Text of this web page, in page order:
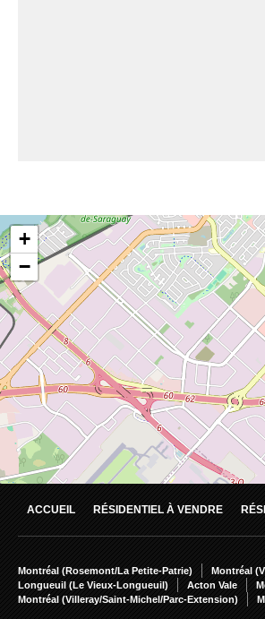
ACCUEIL RÉSIDENTIEL À VENDRE
Montréal (Rosemont/La Petite-Patrie) Montréal
Longueuil (Le Vieux-Longueuil)
Acton Vale
Montréal (Villeray/Saint-Michel/Parc-Extension)